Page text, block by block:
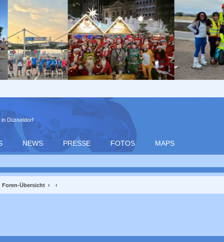
in Düsseldorf
NEWS PRESSE FOTOS MAPS
Foren-Übersicht